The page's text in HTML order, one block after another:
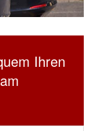
Ihren